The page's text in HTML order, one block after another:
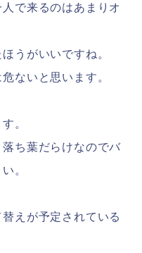
で来るのはあまりオ
うがいいですね。
ないと思います。
。
ち葉だらけなのでバ
。
えが予定されている